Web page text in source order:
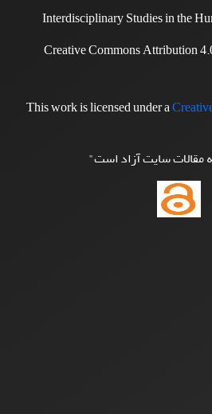
Interdisciplinary Studies in the
Creative Commons Attribution
This work is licensed under a
سایت آزاد است"